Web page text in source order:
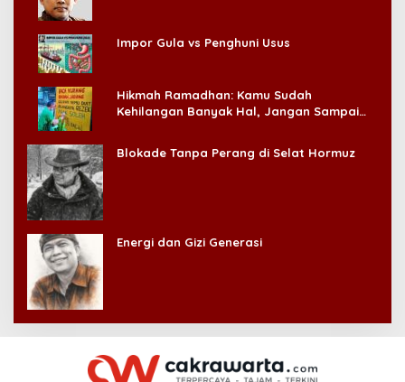
Impor Gula vs Penghuni Usus
Hikmah Ramadhan: Kamu Sudah
Kehilangan Banyak Hal, Jangan Sampai
Blokade Tanpa Perang di Selat Hormuz
Energi dan Gizi Generasi